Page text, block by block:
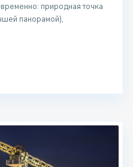
природная точка
панорамой),